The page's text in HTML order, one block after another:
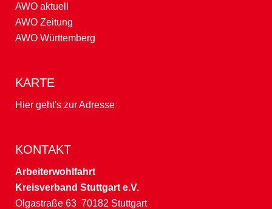
AWO aktuell
AWO Zeitung
AWO Württemberg
KARTE
Hier geht's zur Adresse
KONTAKT
Arbeiterwohlfahrt
Kreisverband Stuttgart e.V.
Olgastraße 63 70182 Stuttgart